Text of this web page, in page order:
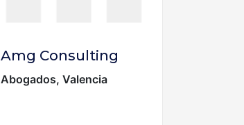
Amg Consulting
Abogados, Valencia